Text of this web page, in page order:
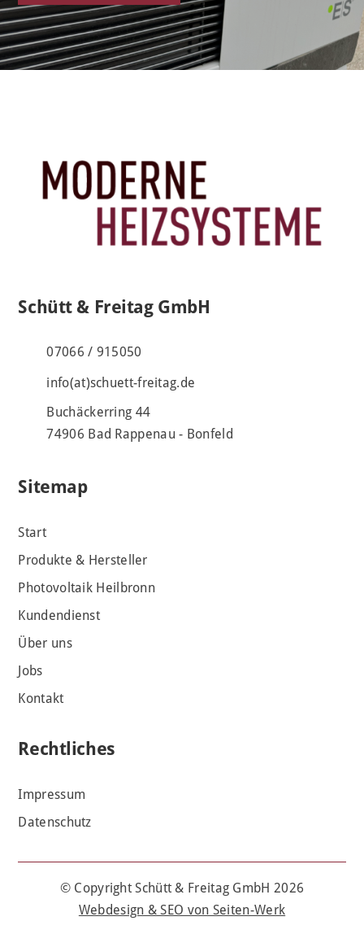
Schütt & Freitag GmbH
07066 / 915050
info(at)schuett-freitag.de
Buchäckerring 44
74906 Bad Rappenau - Bonfeld
Sitemap
Start
Produkte & Hersteller
Photovoltaik Heilbronn
Kundendienst
Über uns
Jobs
Kontakt
Rechtliches
Impressum
Datenschutz
© Copyright Schütt & Freitag GmbH 2026
Webdesign & SEO von Seiten-Werk